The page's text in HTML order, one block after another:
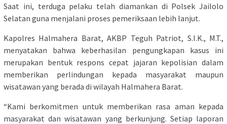
Saat ini, terduga pelaku telah diamankan di Polsek Jailolo
Selatan guna menjalani proses pemeriksaan lebih lanjut.
Kapolres Halmahera Barat, AKBP Teguh Patriot, S.I.K., M.T.,
menyatakan bahwa keberhasilan pengungkapan kasus ini
merupakan bentuk respons cepat jajaran kepolisian dalam
memberikan perlindungan kepada masyarakat maupun
wisatawan yang berada di wilayah Halmahera Barat.
“Kami berkomitmen untuk memberikan rasa aman kepada
masyarakat dan wisatawan yang berkunjung. Setiap laporan